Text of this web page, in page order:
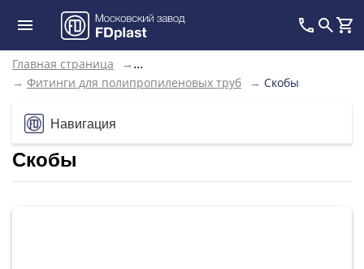
Главная страница → ...
→ Фитинги для полипропиленовых труб → Скобы
Навигация
Скобы